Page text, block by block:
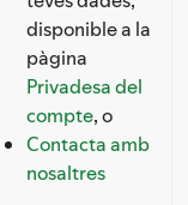
disponible a la
pàgina
Privadesa del
compte, o
Contacta amb
nosaltres